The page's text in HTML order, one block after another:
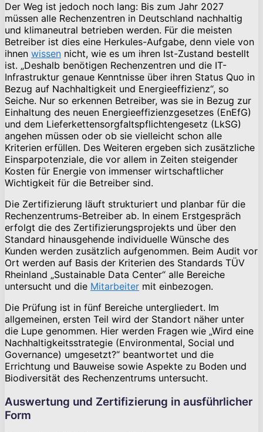
Der Weg ist jedoch noch lang: Bis zum Jahr 2027
müssen alle Rechenzentren in Deutschland nachhaltig
und klimaneutral betrieben werden. Für die meisten
Betreiber ist dies eine Herkules-Aufgabe, denn viele von
ihnen wissen nicht, wie es um ihren Ist-Zustand bestellt
ist. „Deshalb benötigen Rechenzentren und die IT-
Infrastruktur genaue Kenntnisse über ihren Status Quo in
Bezug auf Nachhaltigkeit und Energieeffizienz“, so
Seiche. Nur so erkennen Betreiber, was sie in Bezug zur
Einhaltung des neuen Energieeffizienzgesetzes (EnEfG)
und dem Lieferkettensorgfaltspflichtengesetz (LkSG)
angehen müssen oder ob sie vielleicht schon alle
Kriterien erfüllen. Des Weiteren ergeben sich zusätzliche
Einsparpotenziale, die vor allem in Zeiten steigender
Kosten für Energie von immenser wirtschaftlicher
Wichtigkeit für die Betreiber sind.
Die Zertifizierung läuft strukturiert und planbar für die
Rechenzentrums-Betreiber ab. In einem Erstgespräch
erfolgt die des Zertifizierungsprojekts und über den
Standard hinausgehende individuelle Wünsche des
Kunden werden zusätzlich aufgenommen. Beim Audit vor
Ort werden auf Basis der Kriterien des Standards TÜV
Rheinland „Sustainable Data Center“ alle Bereiche
untersucht und die Mitarbeiter mit einbezogen.
Die Prüfung ist in fünf Bereiche untergliedert. Im
allgemeinen, ersten Teil wird der Standort näher unter
die Lupe genommen. Hier werden Fragen wie „Wird eine
Nachhaltigkeitsstrategie (Environmental, Social und
Governance) umgesetzt?“ beantwortet und die
Errichtung und Bauweise sowie Aspekte zu Boden und
Biodiversität des Rechenzentrums untersucht.
Auswertung und Zertifizierung in ausführlicher
Form